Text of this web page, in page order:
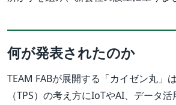
何が発表されたのか
TEAM FABが展開する「カイゼン丸」
（TPS）の考え方にIoTやAI、データ